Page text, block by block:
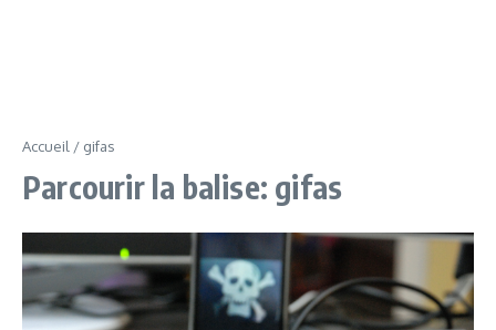
Accueil / gifas
Parcourir la balise: gifas